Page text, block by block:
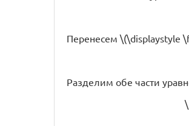
Перенесем \(\displaystyle
Разделим обе части